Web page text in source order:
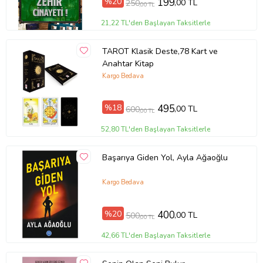
Tanıtım Metni
Baskı Boyutu13,50 x 21,00 cm
Baskı Sayısı 1. Baskı
Baskı Tarihi
Çevirmen
Mark Manson
Cilt Tipi
Ciltsiz
Kağıt Cinsi
2. Hamur
Mark Manson
Ürün Kodu:kcm46182001
Çözebilir Misin? (Dava-3)
250,00 TL ,00 TL
21,22 TL'den Başlayan Taksitlerle
TAROT Klasik Deste,78 Kart ve
Anahtar Kitap
Kargo Bedava
%18 600,00 TL 495,00 TL
52,80 TL'den Başlayan Taksitlerle
Başarıya Giden Yol, Ayla Ağaoğlu
Kargo Bedava
%20 500,00 TL 400,00 TL
42,66 TL'den Başlayan Taksitlerle